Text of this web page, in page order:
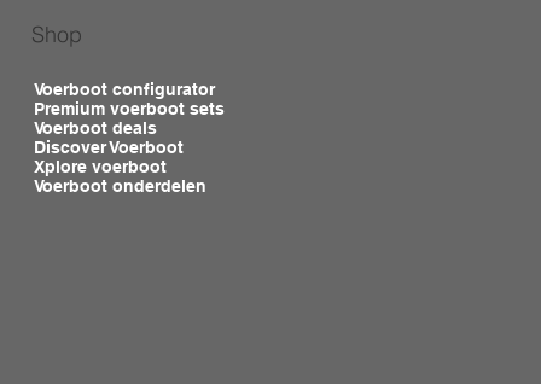
Shop
Voerboot configurator
Premium voerboot sets
Voerboot deals
Discover Voerboot
Xplore voerboot
Voerboot onderdelen